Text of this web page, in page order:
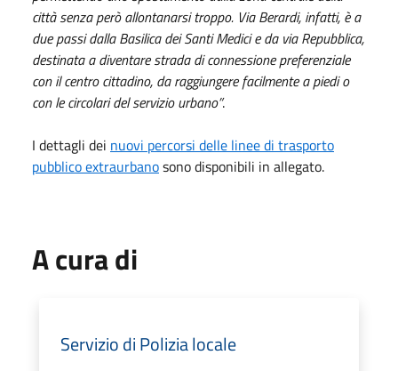
città senza però allontanarsi troppo. Via Berardi, infatti, è a
due passi dalla Basilica dei Santi Medici e da via Repubblica,
destinata a diventare strada di connessione preferenziale
con il centro cittadino, da raggiungere facilmente a piedi o
con le circolari del servizio urbano”.
I dettagli dei nuovi percorsi delle linee di trasporto
pubblico extraurbanosono disponibili in allegato.
A cura di
Servizio di Polizia locale